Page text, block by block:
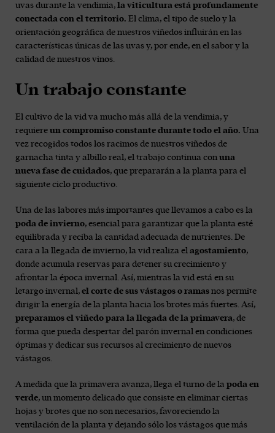
uvas durante la vendimia, la viticultura está profundamente
conectada con el territorio. El clima, el tipo de suelo y la
orientación geográfica de nuestros viñedos influirán en las
características únicas de las uvas y, por ende, en el sabor y la
calidad de nuestros vinos.
Un trabajo constante
El cultivo de la vid va mucho más allá de la vendimia, y
requiere un compromiso constante durante todo el año. Una
vez recogidos todos los racimos de nuestros viñedos de
garnacha tinta y albillo real, el trabajo continua con una
nueva fase de cuidados, que prepararán a la planta para el
siguiente ciclo productivo.
Una de las labores más importantes que llevamos a cabo es la
poda de invierno, esencial para garantizar que la planta esté
equilibrada y reciba la cantidad adecuada de nutrientes. De
cara a la llegada de invierno, la vid realiza el agostamiento,
donde acumula reservas para detener su crecimiento y
afrontar la época invernal. Así, mientras la vid está en su
letargo invernal, el corte de sus vástagos o ramas nos permite
dirigir la energía de la planta hacia los brotes más fuertes. Así,
preparamos el viñedo para la llegada de la primavera, de
forma que pueda despertar del parón invernal en condiciones
óptimas y dedicar sus recursos al crecimiento de nuevos
vástagos.
A medida que la primavera avanza, llega el turno de la poda en
verde, un momento delicado que consiste en eliminar ciertas
hojas y brotes que no son necesarios, favoreciendo la
ventilación de la planta y dejando sólo los vástagos que más